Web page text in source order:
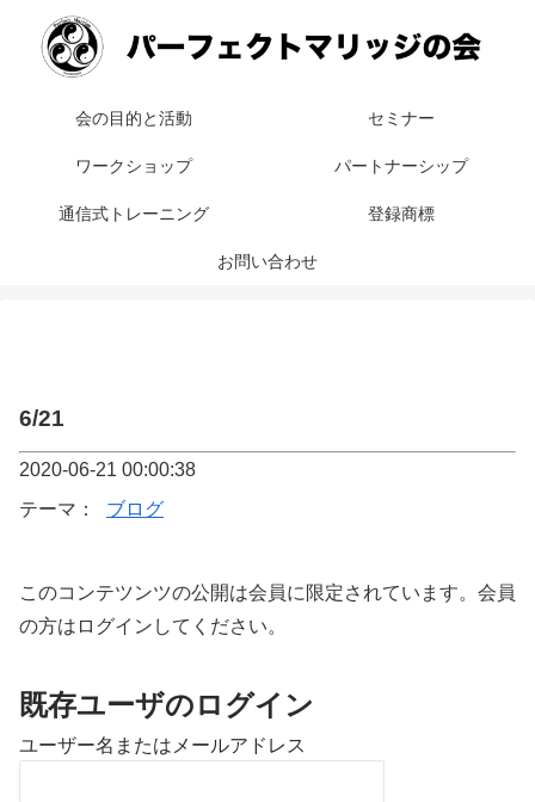
会の目的と活動 セミナー
ワークショップ パートナーシップ
通信式トレーニング 登録商標
お問い合わせ
6/21
2020-06-21 00:00:38
テーマ：
ブログ
このコンテツンツの公開は会員に限定されています。会員
の方はログインしてください。
既存ユーザのログイン
ユーザー名またはメールアドレス